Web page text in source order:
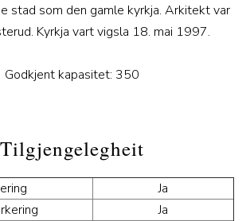
stad som den gamle kyrkja. Arkitekt var
Kyrkja vart vigsla 18. mai 1997.
Godkjent kapasitet: 350
Tilgjengelegheit
Ja
Ja